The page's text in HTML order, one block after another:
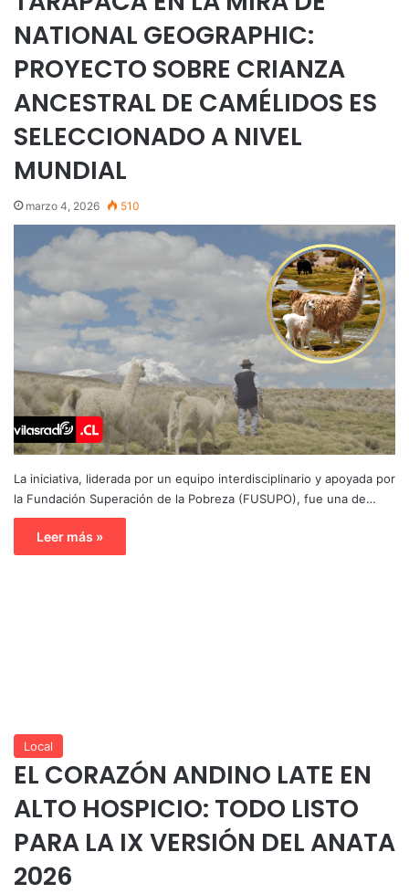
NATIONAL GEOGRAPHIC:
PROYECTO SOBRE CRIANZA
ANCESTRAL DE CAMÉLIDOS ES
SELECCIONADO A NIVEL
MUNDIAL
marzo 4, 2026 510
La iniciativa, liderada por un equipo interdisciplinario y apoyada por
la Fundación Superación de la Pobreza (FUSUPO), fue una de…
Leer más »
Local
EL CORAZÓN ANDINO LATE EN
ALTO HOSPICIO: TODO LISTO
PARA LA IX VERSIÓN DEL ANATA
2026